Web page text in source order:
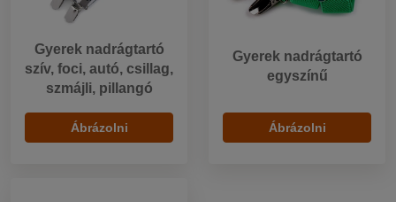
Gyerek nadrágtartó
szív, foci, autó, csillag,
szmájli, pillangó
Ábrázolni
Gyerek nadrágtartó
egyszínű
Ábrázolni